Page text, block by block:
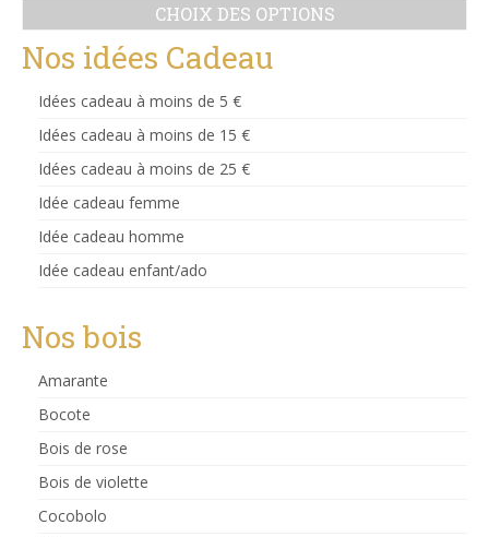
CHOIX DES OPTIONS
produit
variations.
Les
options
Nos idées Cadeau
Idées cadeau à moins de 5 €
Idées cadeau à moins de 15 €
Idées cadeau à moins de 25 €
Idée cadeau femme
Idée cadeau homme
Idée cadeau enfant/ado
Nos bois
Amarante
Bocote
Bois de rose
Bois de violette
Cocobolo